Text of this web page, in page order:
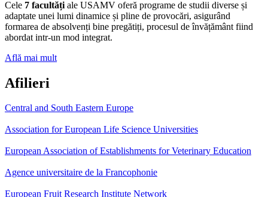
Cele 7 facultăți ale USAMV oferă programe de studii diverse și
adaptate unei lumi dinamice și pline de provocări, asigurând
formarea de absolvenți bine pregătiți, procesul de învățământ fiind
abordat intr-un mod integrat.
Află mai mult
Afilieri
Central and South Eastern Europe
Association for European Life Science Universities
European Association of Establishments for Veterinary Education
Agence universitaire de la Francophonie
European Fruit Research Institute Network